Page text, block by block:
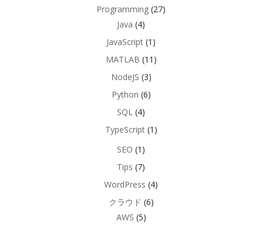
Programming (27)
Java (4)
JavaScript (1)
MATLAB (11)
NodeJS (3)
Python (6)
SQL (4)
TypeScript(1)
SEO (1)
Tips (7)
WordPress (4)
クラウド (6)
AWS (5)